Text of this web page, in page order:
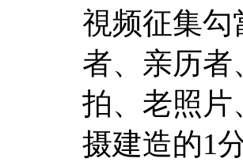
視频征集勾
者、亲历者
拍、老照片
摄建造的1